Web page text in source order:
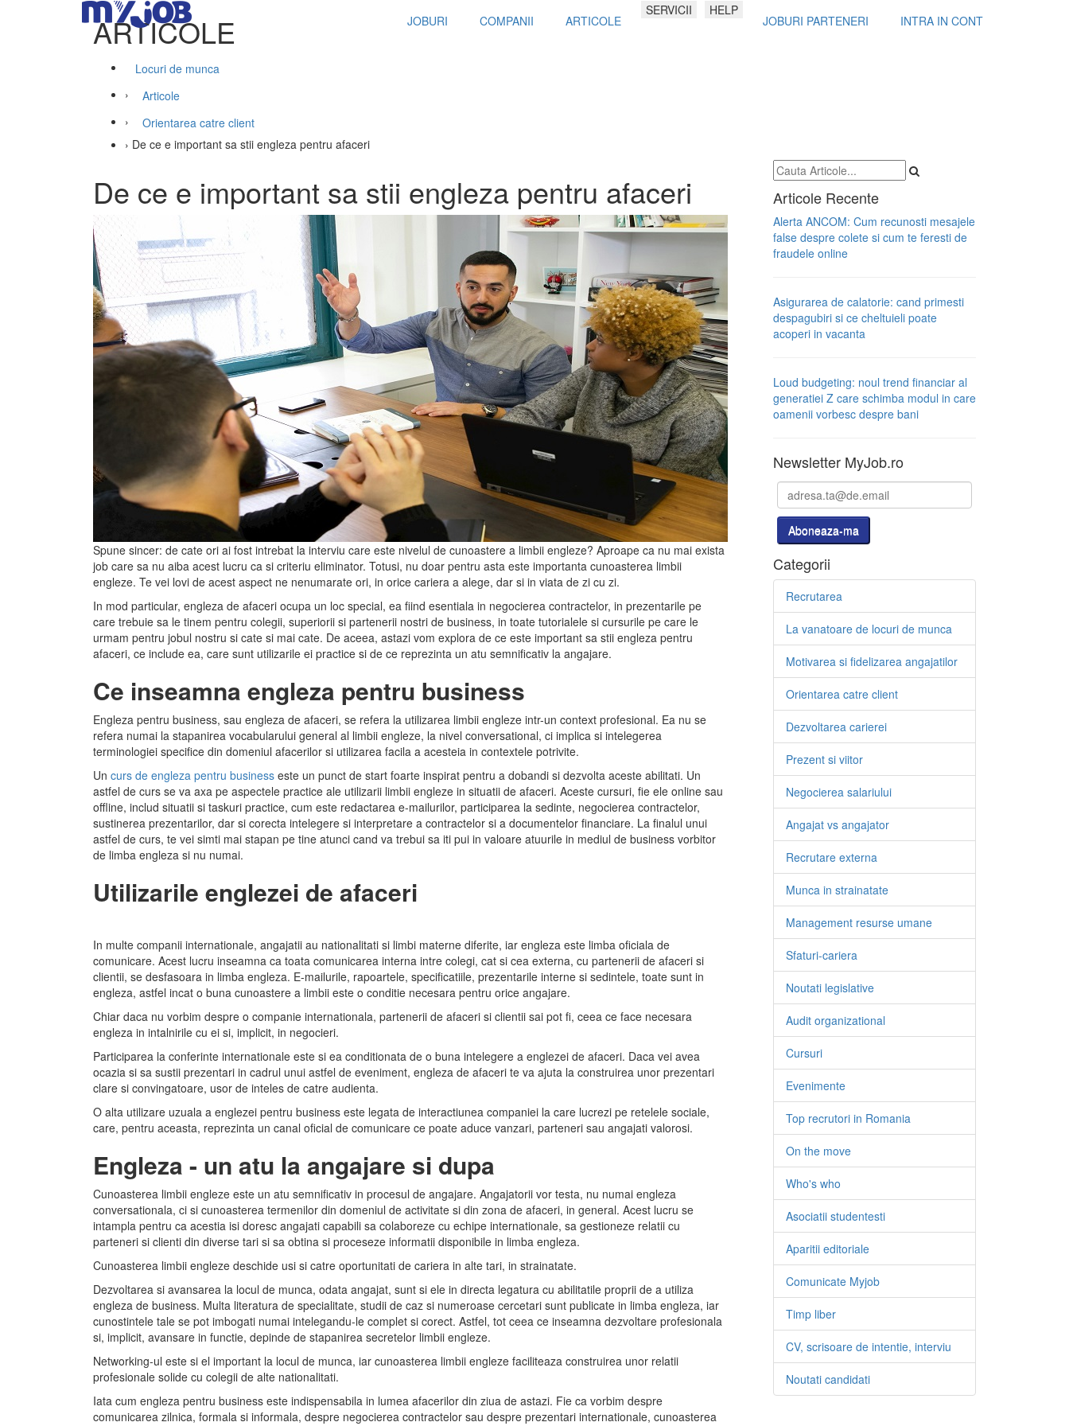
JOBURI COMPANII ARTICOLE
SERVICII HELP
JOBURI PARTENERI INTRA IN CONT
ARTICOLE
Locuri de munca
›
Articole
›
Orientarea catre client
› De ce e important sa stii engleza pentru afaceri
Articole Recente
Alerta ANCOM: Cum recunosti mesajele
false despre colete si cum te feresti de
fraudele online
Asigurarea de calatorie: cand primesti
despagubiri si ce cheltuieli poate
acoperi in vacanta
Loud budgeting: noul trend financiar al
generatiei Z care schimba modul in care
oamenii vorbesc despre bani
Newsletter MyJob.ro
Categorii
Recrutarea
La vanatoare de locuri de munca
Motivarea si fidelizarea angajatilor
Orientarea catre client
Dezvoltarea carierei
Prezent si viitor
Negocierea salariului
Angajat vs angajator
Recrutare externa
Munca in strainatate
Management resurse umane
Sfaturi-cariera
Noutati legislative
Audit organizational
Cursuri
Evenimente
Top recrutori in Romania
On the move
Who's who
Asociatii studentesti
Aparitii editoriale
Comunicate Myjob
Timp liber
CV, scrisoare de intentie, interviu
Noutati candidati
De ce e important sa stii engleza pentru afaceri
Spune sincer: de cate ori ai fost intrebat la interviu care este nivelul de cunoastere a limbii engleze? Aproape ca nu mai exista
job care sa nu aiba acest lucru ca si criteriu eliminator. Totusi, nu doar pentru asta este importanta cunoasterea limbii
engleze. Te vei lovi de acest aspect ne nenumarate ori, in orice cariera a alege, dar si in viata de zi cu zi.
In mod particular, engleza de afaceri ocupa un loc special, ea fiind esentiala in negocierea contractelor, in prezentarile pe
care trebuie sa le tinem pentru colegii, superiorii si partenerii nostri de business, in toate tutorialele si cursurile pe care le
urmam pentru jobul nostru si cate si mai cate. De aceea, astazi vom explora de ce este important sa stii engleza pentru
afaceri, ce include ea, care sunt utilizarile ei practice si de ce reprezinta un atu semnificativ la angajare.
Ce inseamna engleza pentru business
Engleza pentru business, sau engleza de afaceri, se refera la utilizarea limbii engleze intr-un context profesional. Ea nu se
refera numai la stapanirea vocabularului general al limbii engleze, la nivel conversational, ci implica si intelegerea
terminologiei specifice din domeniul afacerilor si utilizarea facila a acesteia in contextele potrivite.
Un curs de engleza pentru business este un punct de start foarte inspirat pentru a dobandi si dezvolta aceste abilitati. Un
astfel de curs se va axa pe aspectele practice ale utilizarii limbii engleze in situatii de afaceri. Aceste cursuri, fie ele online sau
offline, includ situatii si taskuri practice, cum este redactarea e-mailurilor, participarea la sedinte, negocierea contractelor,
sustinerea prezentarilor, dar si corecta intelegere si interpretare a contractelor si a documentelor financiare. La finalul unui
astfel de curs, te vei simti mai stapan pe tine atunci cand va trebui sa iti pui in valoare atuurile in mediul de business vorbitor
de limba engleza si nu numai.
Utilizarile englezei de afaceri
In multe companii internationale, angajatii au nationalitati si limbi materne diferite, iar engleza este limba oficiala de
comunicare. Acest lucru inseamna ca toata comunicarea interna intre colegi, cat si cea externa, cu partenerii de afaceri si
clientii, se desfasoara in limba engleza. E-mailurile, rapoartele, specificatiile, prezentarile interne si sedintele, toate sunt in
engleza, astfel incat o buna cunoastere a limbii este o conditie necesara pentru orice angajare.
Chiar daca nu vorbim despre o companie internationala, partenerii de afaceri si clientii sai pot fi, ceea ce face necesara
engleza in intalnirile cu ei si, implicit, in negocieri.
Participarea la conferinte internationale este si ea conditionata de o buna intelegere a englezei de afaceri. Daca vei avea
ocazia si sa sustii prezentari in cadrul unui astfel de eveniment, engleza de afaceri te va ajuta la construirea unor prezentari
clare si convingatoare, usor de inteles de catre audienta.
O alta utilizare uzuala a englezei pentru business este legata de interactiunea companiei la care lucrezi pe retelele sociale,
care, pentru aceasta, reprezinta un canal oficial de comunicare ce poate aduce vanzari, parteneri sau angajati valorosi.
Engleza - un atu la angajare si dupa
Cunoasterea limbii engleze este un atu semnificativ in procesul de angajare. Angajatorii vor testa, nu numai engleza
conversationala, ci si cunoasterea termenilor din domeniul de activitate si din zona de afaceri, in general. Acest lucru se
intampla pentru ca acestia isi doresc angajati capabili sa colaboreze cu echipe internationale, sa gestioneze relatii cu
parteneri si clienti din diverse tari si sa obtina si proceseze informatii disponibile in limba engleza.
Cunoasterea limbii engleze deschide usi si catre oportunitati de cariera in alte tari, in strainatate.
Dezvoltarea si avansarea la locul de munca, odata angajat, sunt si ele in directa legatura cu abilitatile proprii de a utiliza
engleza de business. Multa literatura de specialitate, studii de caz si numeroase cercetari sunt publicate in limba engleza, iar
cunostintele tale se pot imbogati numai intelegandu-le complet si corect. Astfel, tot ceea ce inseamna dezvoltare profesionala
si, implicit, avansare in functie, depinde de stapanirea secretelor limbii engleze.
Networking-ul este si el important la locul de munca, iar cunoasterea limbii engleze faciliteaza construirea unor relatii
profesionale solide cu colegii de alte nationalitati.
Iata cum engleza pentru business este indispensabila in lumea afacerilor din ziua de astazi. Fie ca vorbim despre
comunicarea zilnica, formala si informala, despre negocierea contractelor sau despre prezentari internationale, cunoasterea